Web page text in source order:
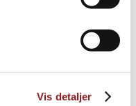
Vis detaljer